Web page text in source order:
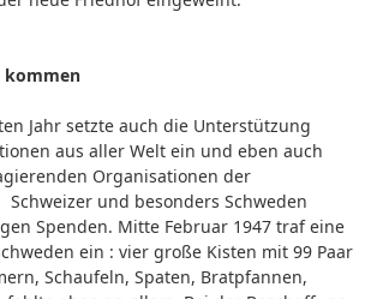
kommen
Jahr setzte auch die Unterstützung
aus aller Welt ein und eben auch
Organisationen der
und besonders Schweden
Spenden. Mitte Februar 1947 traf eine
ein : vier große Kisten mit 99 Paar
Schaufeln, Spaten, Bratpfannen,